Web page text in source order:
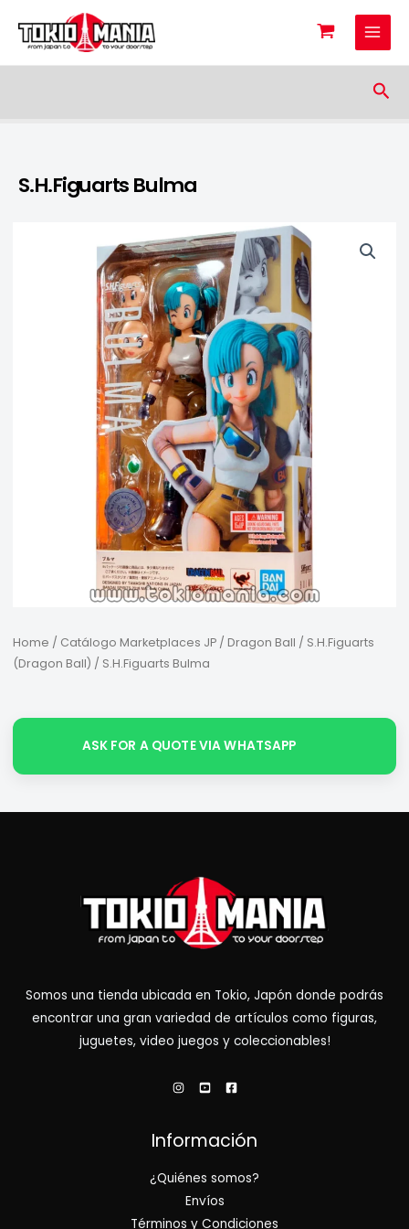
Skip to content
S.H.Figuarts Bulma
Home / Catálogo Marketplaces JP/ Dragon Ball / S.H.Figuarts
(Dragon Ball) / S.H.Figuarts Bulma
ASK FOR A QUOTE VIA WHATSAPP
Somos una tienda ubicada en Tokio, Japón donde podrás
encontrar una gran variedad de artículos como figuras,
juguetes, video juegos y coleccionables!
Información
¿Quiénes somos?
Envíos
Términos y Condiciones